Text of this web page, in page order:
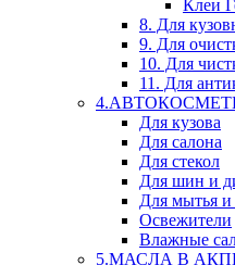
Клеи
8. Для
9. Для
10. Для
11. Для
Для кузова
Для салона
Для стекол
Для шин и
Для мытья
Освежители
Влажные
5.МАСЛА В